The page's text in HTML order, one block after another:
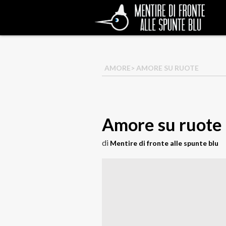
AMORE> AMORE SU RUOTE
Amore su ruote
di Mentire di fronte alle spunte blu